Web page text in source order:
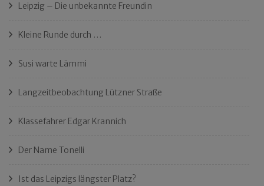
Leipzig – Die unbekannte Freundin
Kleine Runde durch …
Susi warte Lämmi
Langzeitbeobachtung Lützner Straße
Klassefahrer Edgar Krannich
Der Name Tonelli
Ist das Leipzigs längster Platz?